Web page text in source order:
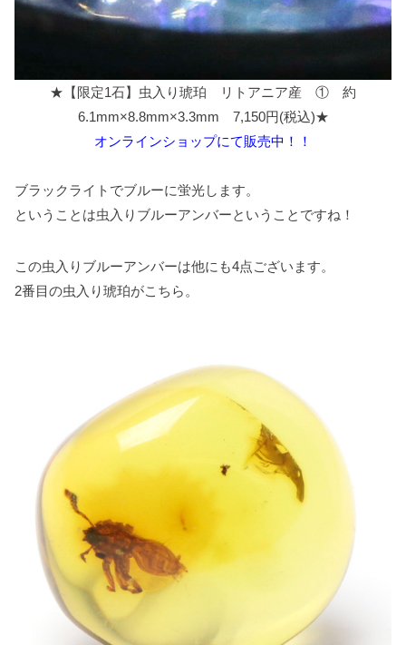
★【限定1石】虫入り琥珀 リトアニア産 ① 約
6.1mm×8.8mm×3.3mm 7,150円(税込)★
オンラインショップにて販売中！！
ブラックライトでブルーに蛍光します。
ということは虫入りブルーアンバーということですね！
この虫入りブルーアンバーは他にも4点ございます。
2番目の虫入り琥珀がこちら。